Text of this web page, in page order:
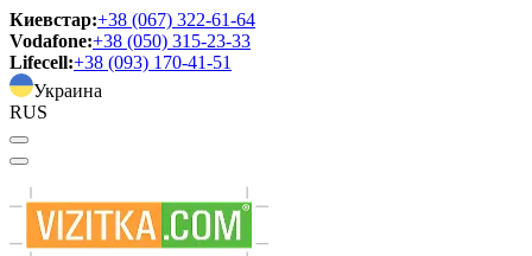
Киевстар:+38 (067) 322-61-64
Vodafone:+38 (050) 315-23-33
Lifecell:+38 (093) 170-41-51
Украина
RUS